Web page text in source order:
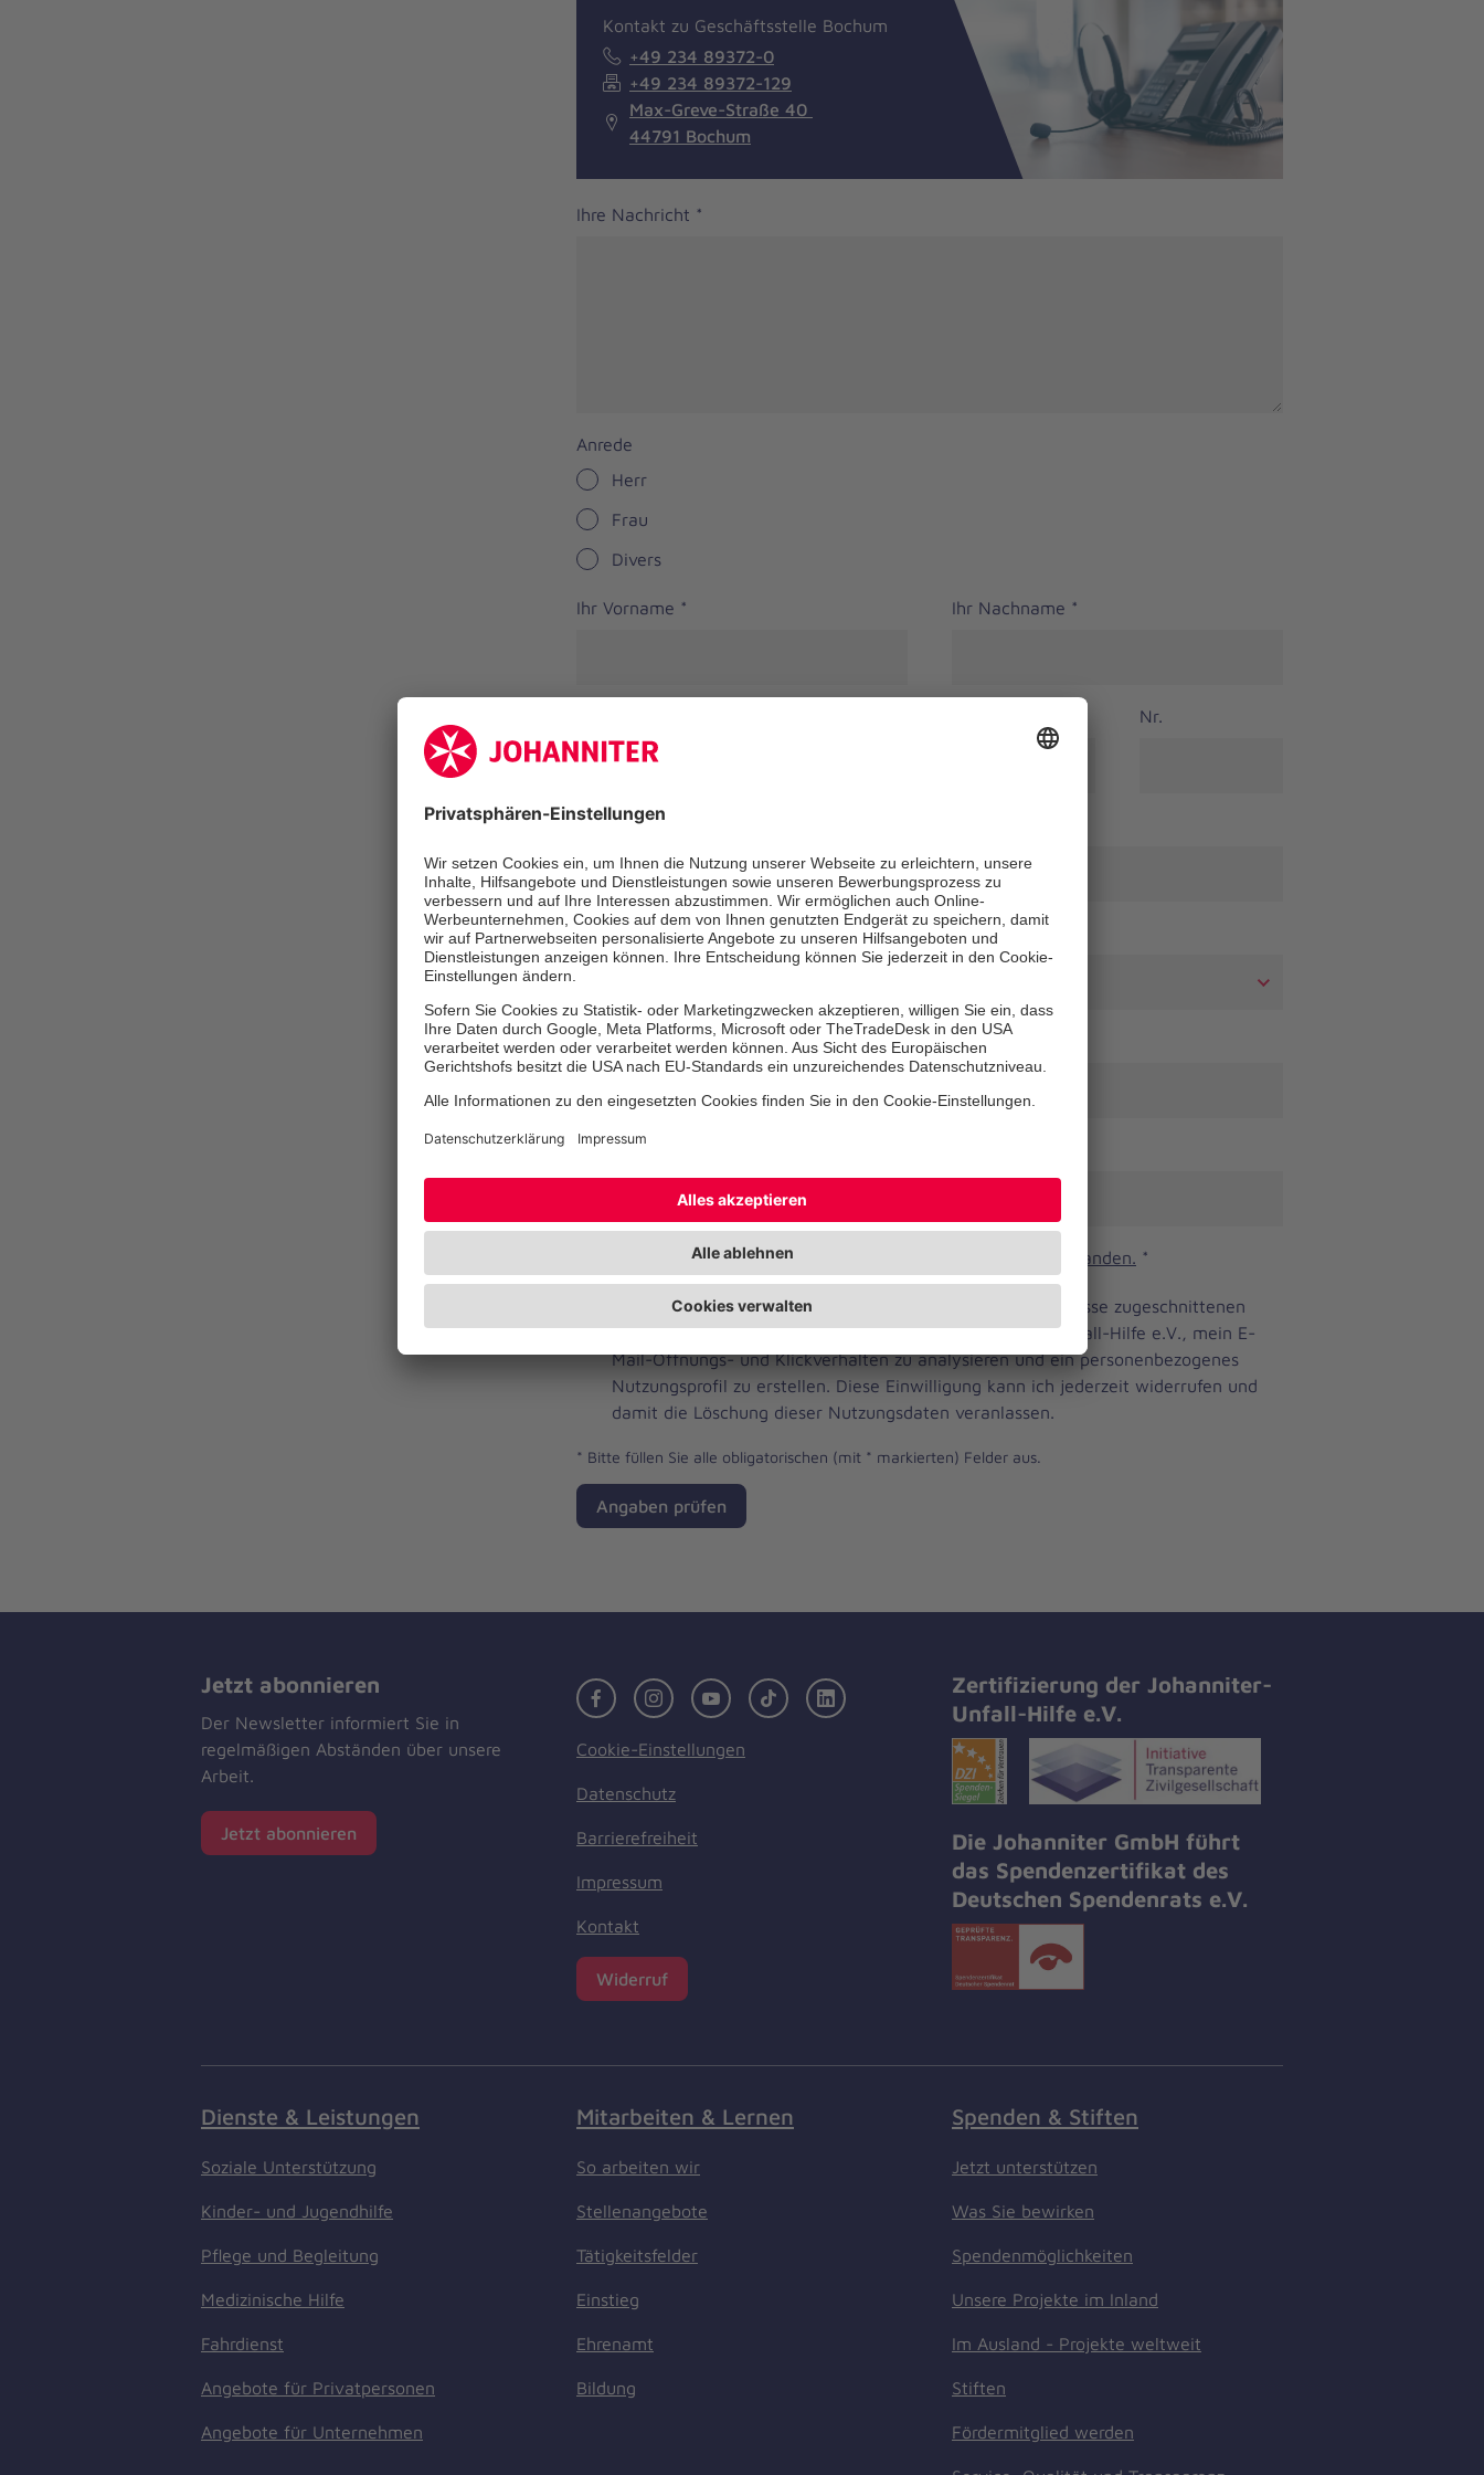
Kontakt zu Geschäftsstelle Bochum
+49 234 89372-0
+49 234 89372-129
Max-Greve-Straße 40
44791 Bochum
Ihre Nachricht *
Anrede
Herr
Frau
Divers
Ihr Vorname * Ihr Nachname *
Nr.
PLZ*
Bundesland
Telefonnummer
Ihre E-Mail-Adresse
Ich habe die Datenschutzbestimmungen gelesen und verstanden. *
Brevo
Newsletter
Checkbox
Ja, ich möchte einen individuellen und auf meine Bedürfnisse zugeschnittenen
Newsletter erhalten. Dafür erlaube ich der Johanniter-Unfall-Hilfe e.V., mein E-
Mail-Öffnungs- und Klickverhalten zu analysieren und ein personenbezogenes
Nutzungsprofil zu erstellen. Diese Einwilligung kann ich jederzeit widerrufen und
damit die Löschung dieser Nutzungsdaten veranlassen.
* Bitte füllen Sie alle obligatorischen (mit * markierten) Felder aus.
Angaben prüfen
Jetzt abonnieren
Der Newsletter informiert Sie in
regelmäßigen Abständen über unsere
Arbeit.
Jetzt abonnieren
FacebookInstagramYoutubeTikTok LinkedIn
Cookie-Einstellungen
Datenschutz
Barrierefreiheit
Impressum
Kontakt
Widerruf
Zertifizierung der Johanniter-
Unfall-Hilfe e.V.
Die Johanniter GmbH führt
das Spendenzertifikat des
Deutschen Spendenrats e.V.
Dienste & Leistungen
Soziale Unterstützung
Kinder- und Jugendhilfe
Pflege und Begleitung
Medizinische Hilfe
Fahrdienst
Angebote für Privatpersonen
Angebote für Unternehmen
Mitarbeiten & Lernen
So arbeiten wir
Stellenangebote
Tätigkeitsfelder
Einstieg
Ehrenamt
Bildung
Spenden & Stiften
Jetzt unterstützen
Was Sie bewirken
Spendenmöglichkeiten
Unsere Projekte im Inland
Im Ausland - Projekte weltweit
Stiften
Fördermitglied werden